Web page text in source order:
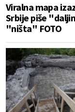
Viralna mapa
Srbije piše
"ništa" FOTO